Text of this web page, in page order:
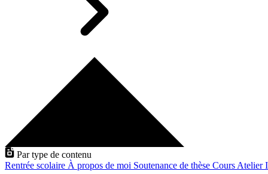
Par type de contenu
Rentrée scolaire À propos de moi Soutenance de thèse Cours Atelier